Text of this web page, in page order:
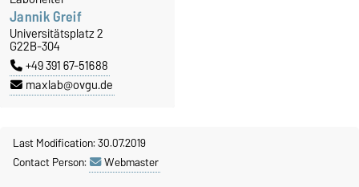
Jannik Greif
Universitätsplatz 2
G22B-304
+49 391 67-51688
maxlab@ovgu.de
Last Modification: 30.07.2019
Contact Person:
Webmaster